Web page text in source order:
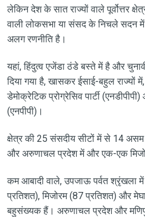
लेकिन देश के सात राज्यों वाले पूर्वोत्तर
वाली लोकसभा या संसद के निचले सदन
अलग रणनीति है।
यहां, हिंदुत्व एजेंडा ठंडे बस्ते में है और
दिया गया है, खासकर ईसाई-बहुल राज्यों
डेमोक्रेटिक प्रोग्रेसिव पार्टी
(एनपीपी)।
क्षेत्र की 25 संसदीय सीटों में से 14 असम
और अरुणाचल प्रदेश में और एक-एक
कम आबादी वाले, उपजाऊ पर्वत श्रृंखला में
प्रतिशत), मिजोरम (87 प्रतिशत) और
बहुसंख्यक हैं। अरुणाचल प्रदेश और